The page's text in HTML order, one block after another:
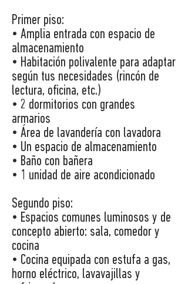
Primer piso:
• Amplia entrada con espacio de
almacenamiento
• Habitación polivalente para adaptar
según tus necesidades (rincón de
lectura, oficina, etc.)
• 2 dormitorios con grandes
armarios
• Área de lavandería con lavadora
• Un espacio de almacenamiento
• Baño con bañera
• 1 unidad de aire acondicionado
Segundo piso:
• Espacios comunes luminosos y de
concepto abierto: sala, comedor y
cocina
• Cocina equipada con estufa a gas,
horno eléctrico, lavavajillas y